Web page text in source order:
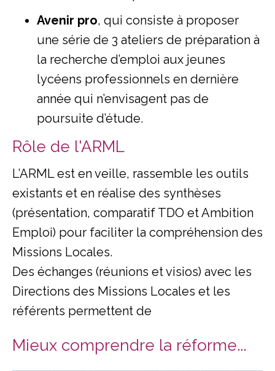
Avenir pro, qui consiste à proposer
une série de 3 ateliers de préparation à
la recherche d’emploi aux jeunes
lycéens professionnels en dernière
année qui n’envisagent pas de
poursuite d’étude.
Rôle de l'ARML
L’ARML est en veille, rassemble les outils
existants et en réalise des synthèses
(présentation, comparatif TDO et Ambition
Emploi) pour faciliter la compréhension des
Missions Locales.
Des échanges (réunions et visios) avec les
Directions des Missions Locales et les
référents permettent de
Mieux comprendre la réforme...